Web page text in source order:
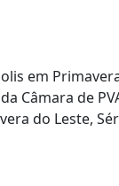
Câmara de
do Leste,